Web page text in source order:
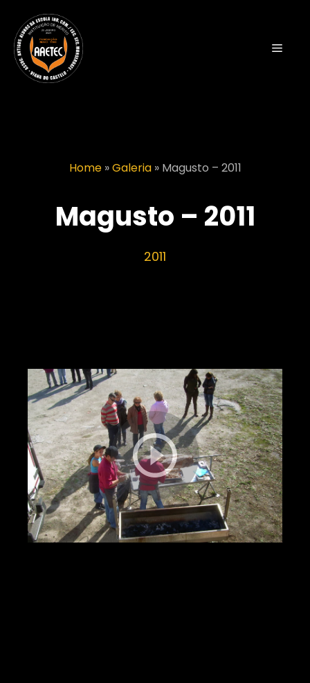
para
conteúdo
Menu
Home»Galeria» Magusto – 2011
Magusto – 2011
2011